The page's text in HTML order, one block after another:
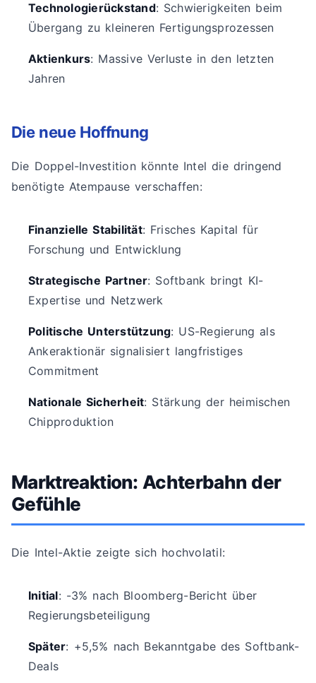
Technologierückstand: Schwierigkeiten beim
Übergang zu kleineren Fertigungsprozessen
Aktienkurs: Massive Verluste in den letzten
Jahren
Die neue Hoffnung
Die Doppel-Investition könnte Intel die dringend
benötigte Atempause verschaffen:
Finanzielle Stabilität: Frisches Kapital für
Forschung und Entwicklung
Strategische Partner: Softbank bringt KI-
Expertise und Netzwerk
Politische Unterstützung: US-Regierung als
Ankeraktionär signalisiert langfristiges
Commitment
Nationale Sicherheit: Stärkung der heimischen
Chipproduktion
Marktreaktion: Achterbahn der
Gefühle
Die Intel-Aktie zeigte sich hochvolatil:
Initial: -3% nach Bloomberg-Bericht über
Regierungsbeteiligung
Später: +5,5% nach Bekanntgabe des Softbank-
Deals